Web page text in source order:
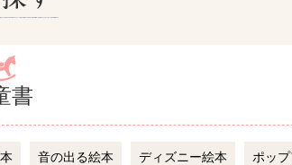
書
音の出る絵本 ディズニー絵本 ポッ